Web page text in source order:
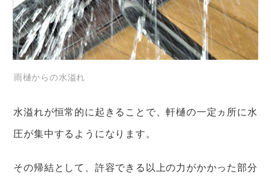
雨樋からの水溢れ
水溢れが恒常的に起きることで、軒樋の一定ヵ所に水
圧が集中するようになります。
その帰結として、許容できる以上の力がかかった部分